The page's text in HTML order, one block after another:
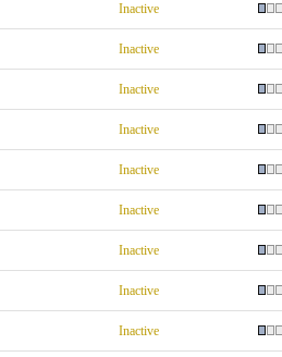
Inactive
Inactive
Inactive
Inactive
Inactive
Inactive
Inactive
Inactive
Inactive